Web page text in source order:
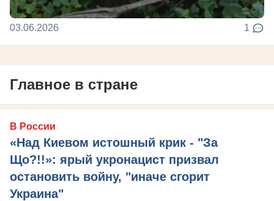
03.06.2026 1
Главное в стране
В России
«Над Киевом истошный крик - "За
Що?!!»: ярый укронацист призвал
остановить войну, "иначе сгорит
Украина"